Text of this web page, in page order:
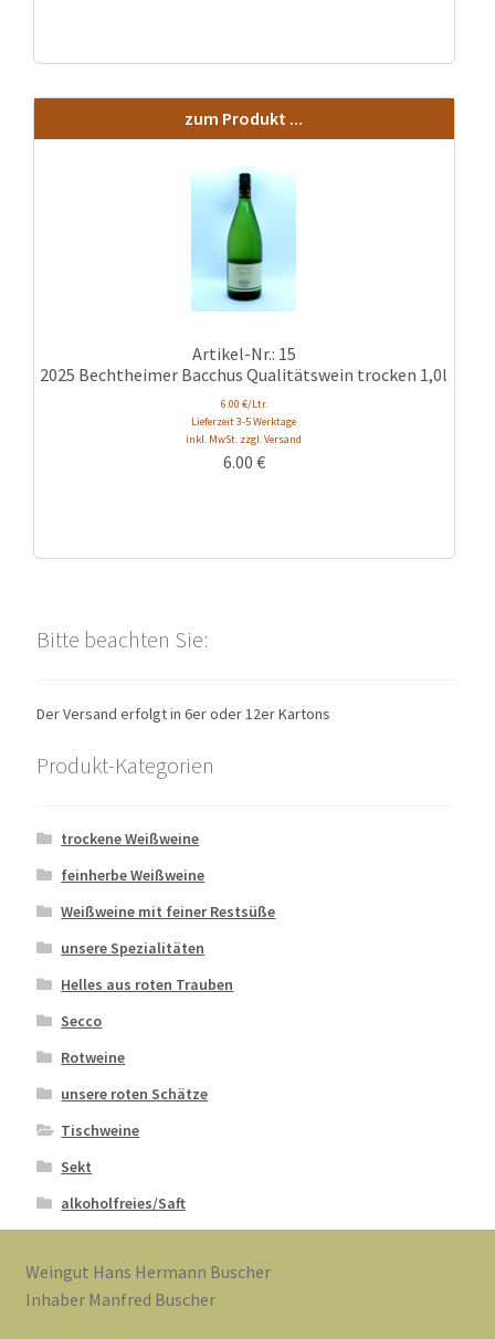
Artikel-Nr.: 15
2025 Bechtheimer Bacchus Qualitätswein trocken 1,0l
6.00 €/Ltr.
Lieferzeit 3-5 Werktage
inkl. MwSt. zzgl. Versand
6.00 €
zum Produkt ...
Bitte beachten Sie:
Der Versand erfolgt in 6er oder 12er Kartons
Produkt-Kategorien
trockene Weißweine
feinherbe Weißweine
Weißweine mit feiner Restsüße
unsere Spezialitäten
Helles aus roten Trauben
Secco
Rotweine
unsere roten Schätze
Tischweine
Sekt
alkoholfreies/Saft
Weingut Hans Hermann Buscher
Inhaber Manfred Buscher